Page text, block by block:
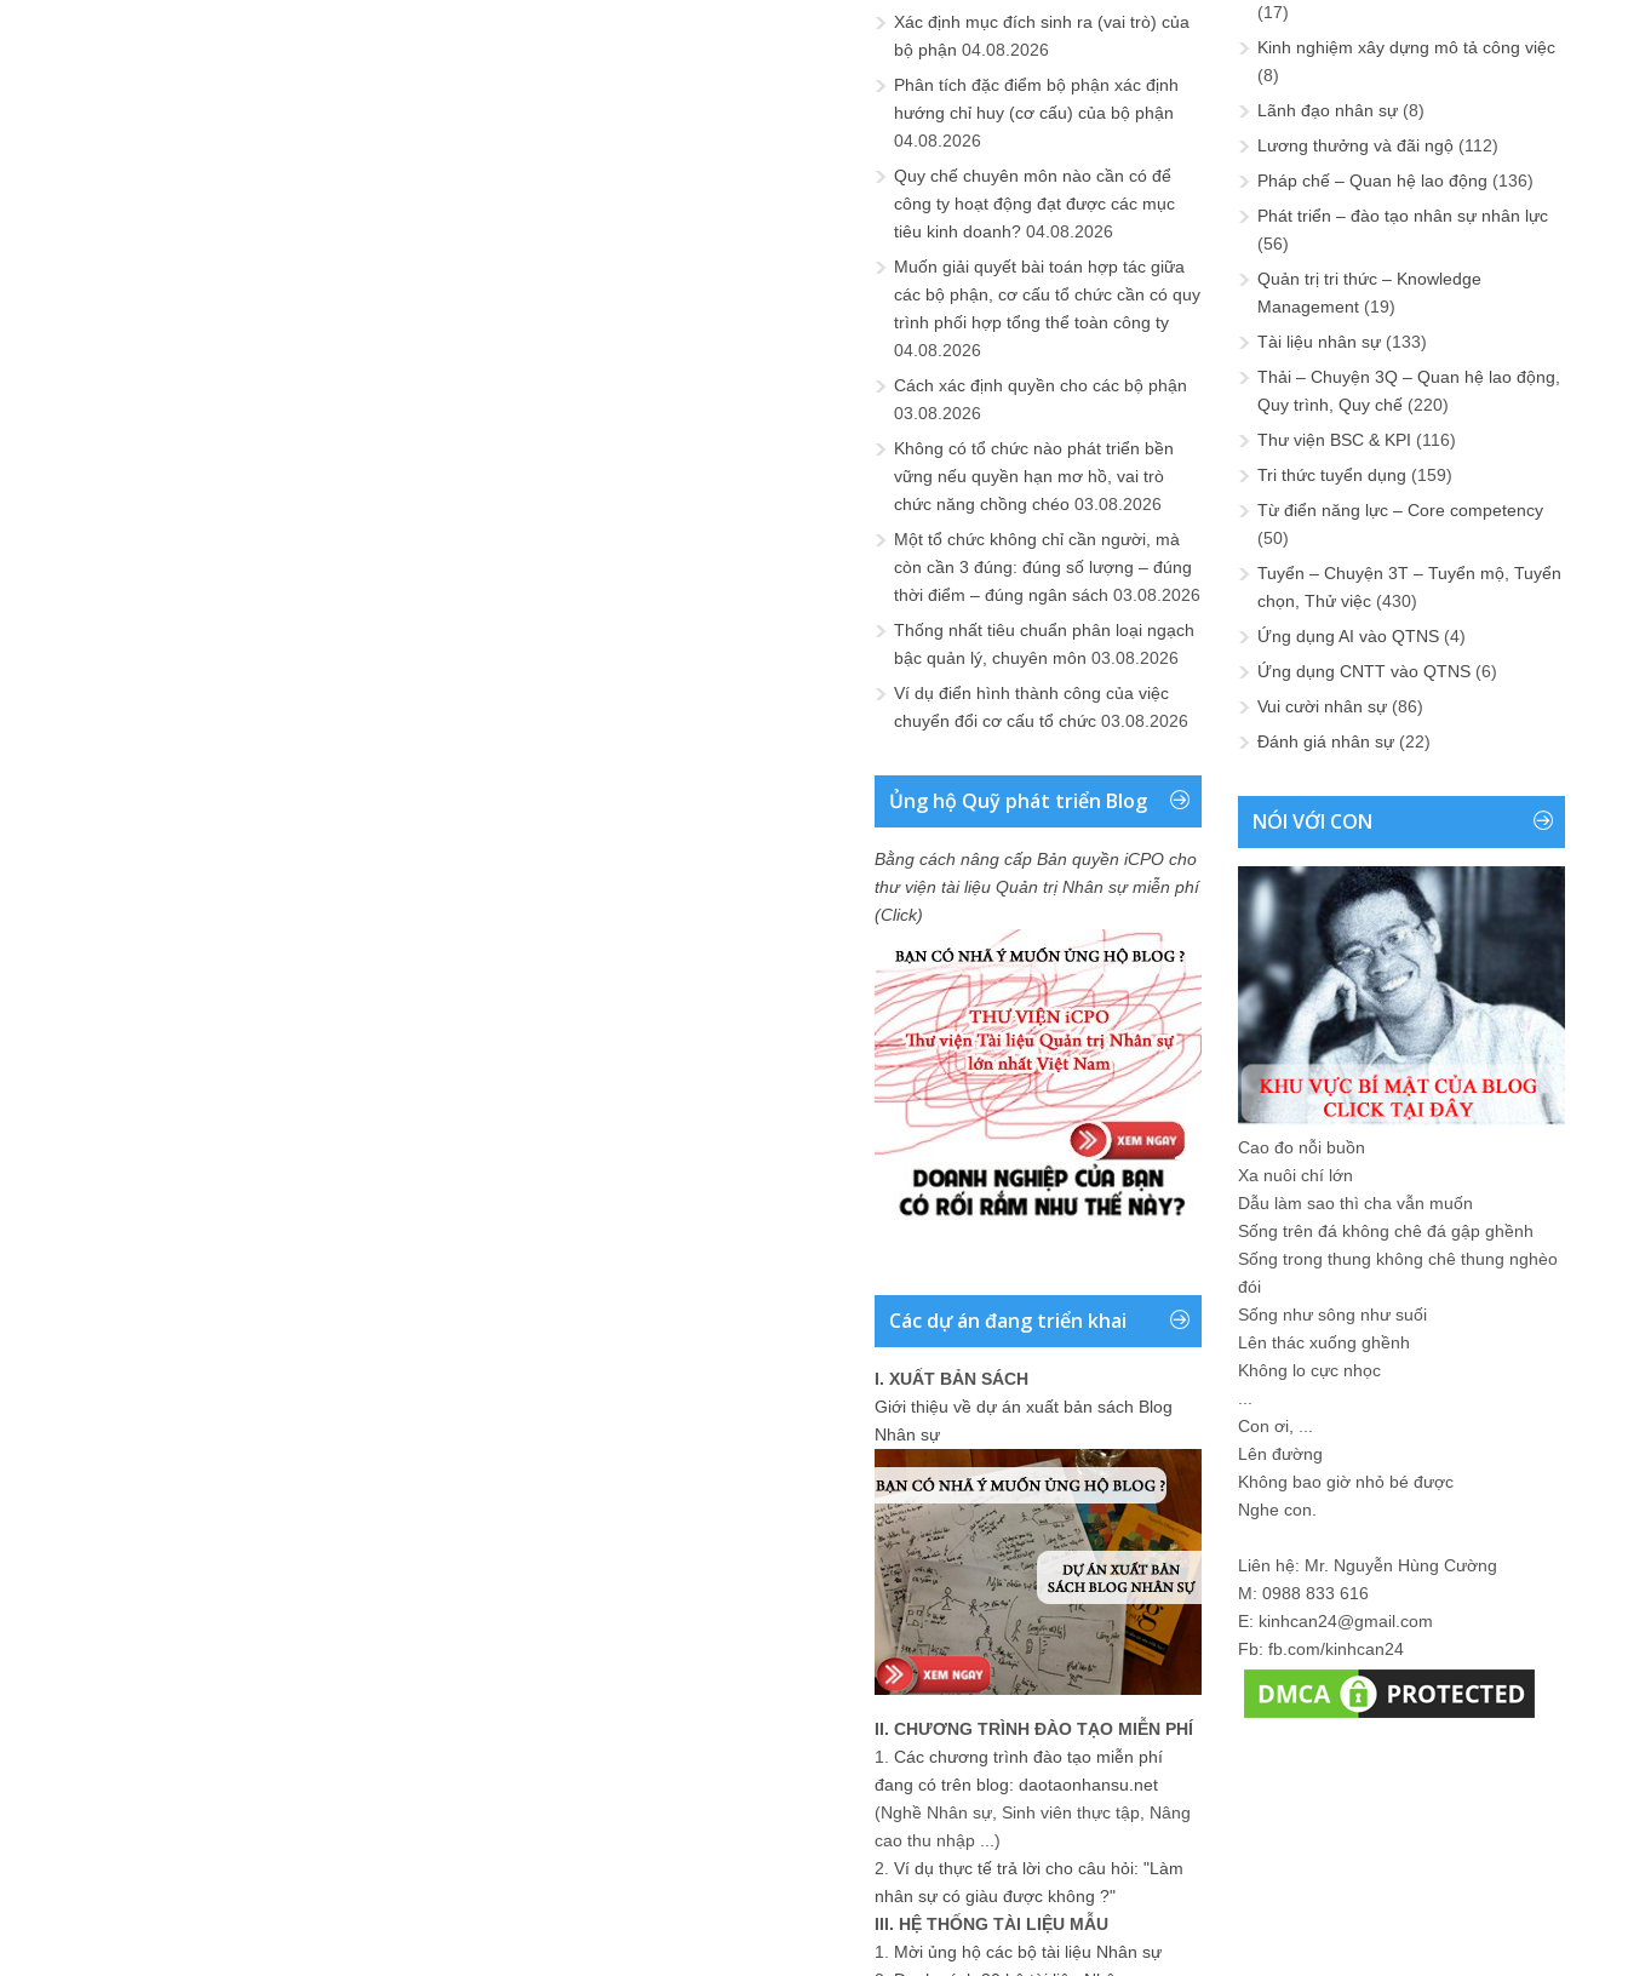
Xác định mục đích sinh ra (vai trò) của
bộ phận 04.08.2026
Phân tích đặc điểm bộ phận xác định
hướng chỉ huy (cơ cấu) của bộ phận
04.08.2026
Quy chế chuyên môn nào cần có để
công ty hoạt động đạt được các mục
tiêu kinh doanh? 04.08.2026
Muốn giải quyết bài toán hợp tác giữa
các bộ phận, cơ cấu tổ chức cần có quy
trình phối hợp tổng thể toàn công ty
04.08.2026
Cách xác định quyền cho các bộ phận
03.08.2026
Không có tổ chức nào phát triển bền
vững nếu quyền hạn mơ hồ, vai trò
chức năng chồng chéo 03.08.2026
Một tổ chức không chỉ cần người, mà
còn cần 3 đúng: đúng số lượng – đúng
thời điểm – đúng ngân sách 03.08.2026
Thống nhất tiêu chuẩn phân loại ngạch
bậc quản lý, chuyên môn 03.08.2026
Ví dụ điển hình thành công của việc
chuyển đổi cơ cấu tổ chức 03.08.2026
Ủng hộ Quỹ phát triển Blog
Bằng cách nâng cấp Bản quyền iCPO cho
thư viện tài liệu Quản trị Nhân sự miễn phí
(Click)
Các dự án đang triển khai
I. XUẤT BẢN SÁCH
Giới thiệu về dự án xuất bản sách Blog
Nhân sự
II. CHƯƠNG TRÌNH ĐÀO TẠO MIỄN PHÍ
1. Các chương trình đào tạo miễn phí
đang có trên blog: daotaonhansu.net
(Nghề Nhân sự, Sinh viên thực tập, Nâng
cao thu nhập ...)
2. Ví dụ thực tế trả lời cho câu hỏi: "Làm
nhân sự có giàu được không ?"
III. HỆ THỐNG TÀI LIỆU MẪU
1. Mời ủng hộ các bộ tài liệu Nhân sự
(17)
Kinh nghiệm xây dựng mô tả công việc
(8)
Lãnh đạo nhân sự (8)
Lương thưởng và đãi ngộ (112)
Pháp chế – Quan hệ lao động (136)
Phát triển – đào tạo nhân sự nhân lực
(56)
Quản trị tri thức – Knowledge
Management (19)
Tài liệu nhân sự (133)
Thải – Chuyện 3Q – Quan hệ lao động,
Quy trình, Quy chế (220)
Thư viện BSC & KPI (116)
Tri thức tuyển dụng (159)
Từ điển năng lực – Core competency
(50)
Tuyển – Chuyện 3T – Tuyển mộ, Tuyển
chọn, Thử việc (430)
Ứng dụng AI vào QTNS (4)
Ứng dụng CNTT vào QTNS (6)
Vui cười nhân sự (86)
Đánh giá nhân sự (22)
NÓI VỚI CON
Cao đo nỗi buồn
Xa nuôi chí lớn
Dẫu làm sao thì cha vẫn muốn
Sống trên đá không chê đá gập ghềnh
Sống trong thung không chê thung nghèo
đói
Sống như sông như suối
Lên thác xuống ghềnh
Không lo cực nhọc
Con ơi, ...
Lên đường
Không bao giờ nhỏ bé được
Nghe con.
Liên hệ: Mr. Nguyễn Hùng Cường
M: 0988 833 616
E: kinhcan24@gmail.com
Fb: fb.com/kinhcan24